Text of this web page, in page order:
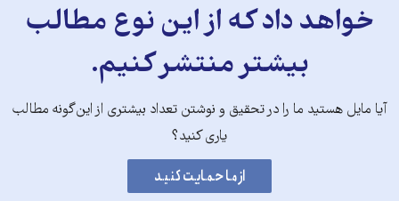
خواهد داد که از این نوع مطالب
بیشتر منتشر کنیم.
آیا مایل هستید ما را در تحقیق و نوشتن تعداد بیشتری از این‌گونه مطالب
یاری کنید؟